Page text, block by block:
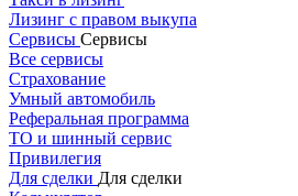
Лизинг с правом выкупа
Сервисы Сервисы
Все сервисы
Страхование
Умный автомобиль
Реферальная программа
ТО и шинный сервис
Привилегия
Для сделки Для сделки